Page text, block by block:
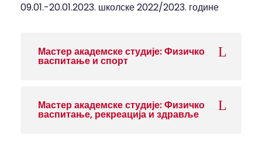
09.01.-20.01.2023. школске 2022/2023. године
Мастер академске студије: Физичко
васпитање и спорт
Мастер академске студије: Физичко
васпитање, рекреација и здравље